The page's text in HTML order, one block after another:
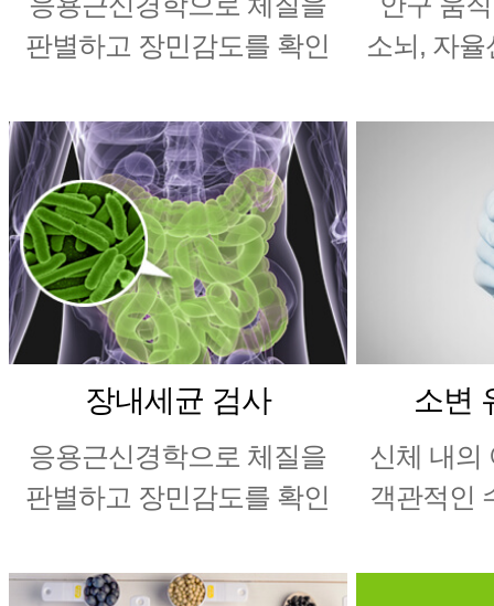
판별하고 장민감도를 확인
소뇌, 자
장내세균 검사
응용근신경학으로 체질을
판별하고 장민감도를 확인
소변
신체 내의
객관적인